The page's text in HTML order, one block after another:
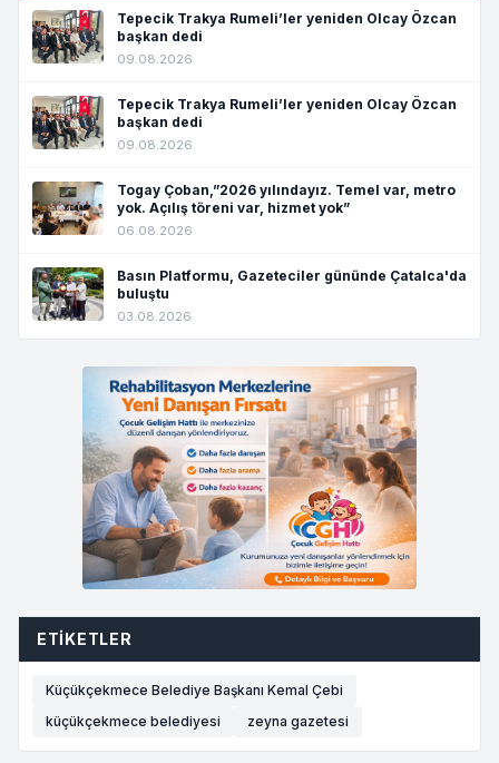
Tepecik Trakya Rumeli’ler yeniden Olcay Özcan
başkan dedi
09.08.2026
Tepecik Trakya Rumeli’ler yeniden Olcay Özcan
başkan dedi
09.08.2026
Togay Çoban,”2026 yılındayız. Temel var, metro
yok. Açılış töreni var, hizmet yok”
06.08.2026
Basın Platformu, Gazeteciler gününde Çatalca'da
buluştu
03.08.2026
ETIKETLER
Küçükçekmece Belediye Başkanı Kemal Çebi
küçükçekmece belediyesi
zeyna gazetesi